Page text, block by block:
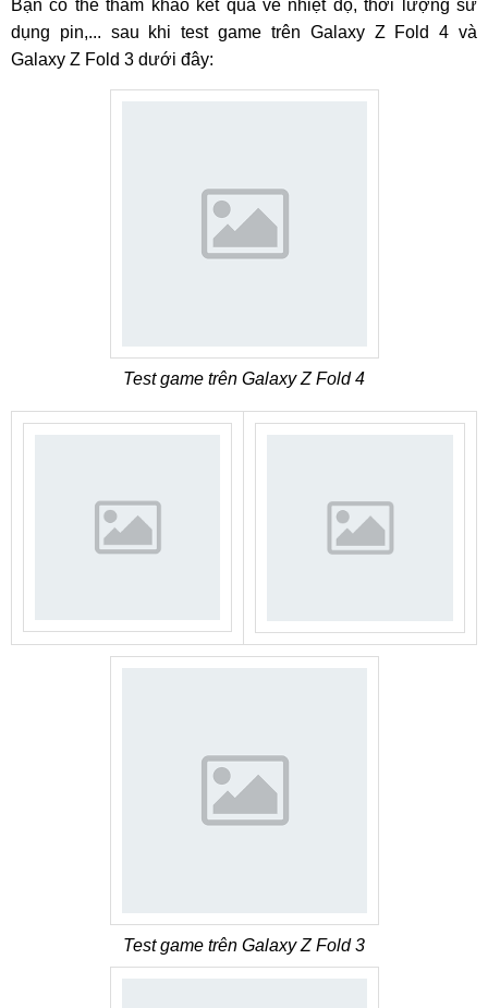
Bạn có thể tham khảo kết quả về nhiệt độ, thời lượng sử
dụng pin,... sau khi test game trên Galaxy Z Fold 4 và
Galaxy Z Fold 3 dưới đây:
Test game trên Galaxy Z Fold 4
Test game trên Galaxy Z Fold 3